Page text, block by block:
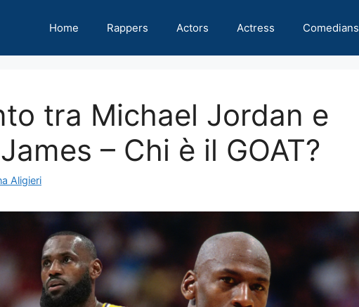
Home Rappers Actors Actress Comedians
tra Michael Jordan e
– Chi è il GOAT?
Aligieri